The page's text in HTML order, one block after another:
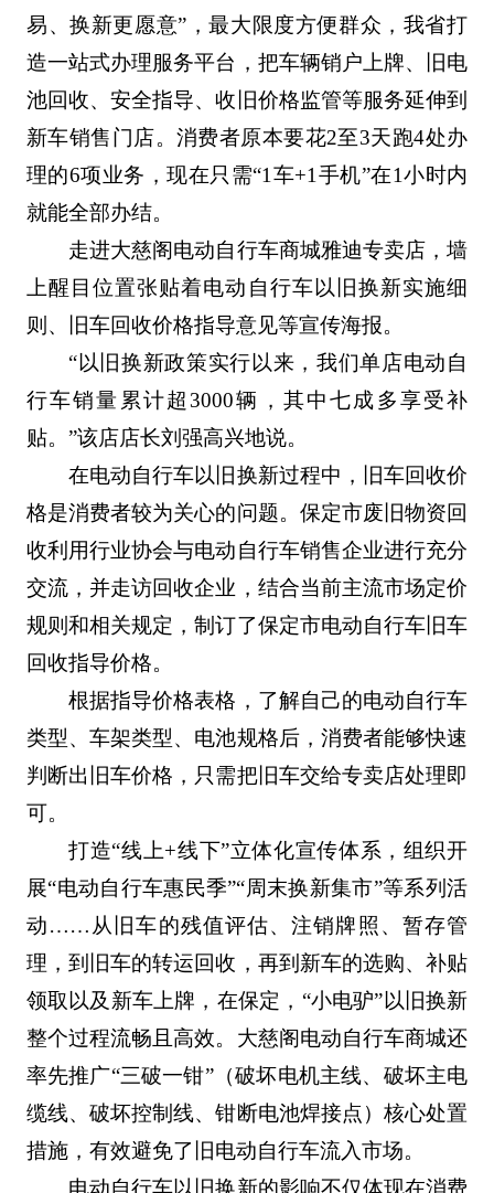
易、换新更愿意”，最大限度方便群众，我省打
造一站式办理服务平台，把车辆销户上牌、旧电
池回收、安全指导、收旧价格监管等服务延伸到
新车销售门店。消费者原本要花2至3天跑4处办
理的6项业务，现在只需“1车+1手机”在1小时内
就能全部办结。
走进大慈阁电动自行车商城雅迪专卖店，墙
上醒目位置张贴着电动自行车以旧换新实施细
则、旧车回收价格指导意见等宣传海报。
“以旧换新政策实行以来，我们单店电动自
行车销量累计超3000辆，其中七成多享受补
贴。”该店店长刘强高兴地说。
在电动自行车以旧换新过程中，旧车回收价
格是消费者较为关心的问题。保定市废旧物资回
收利用行业协会与电动自行车销售企业进行充分
交流，并走访回收企业，结合当前主流市场定价
规则和相关规定，制订了保定市电动自行车旧车
回收指导价格。
根据指导价格表格，了解自己的电动自行车
类型、车架类型、电池规格后，消费者能够快速
判断出旧车价格，只需把旧车交给专卖店处理即
可。
打造“线上+线下”立体化宣传体系，组织开
展“电动自行车惠民季”“周末换新集市”等系列活
动……从旧车的残值评估、注销牌照、暂存管
理，到旧车的转运回收，再到新车的选购、补贴
领取以及新车上牌，在保定，“小电驴”以旧换新
整个过程流畅且高效。大慈阁电动自行车商城还
率先推广“三破一钳”（破坏电机主线、破坏主电
缆线、破坏控制线、钳断电池焊接点）核心处置
措施，有效避免了旧电动自行车流入市场。
电动自行车以旧换新的影响不仅体现在消费